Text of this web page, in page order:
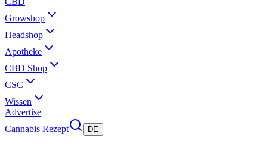
Growshop
Headshop
Apotheke
CBD Shop
CSC
Wissen
Advertise
Cannabis Rezept
DE